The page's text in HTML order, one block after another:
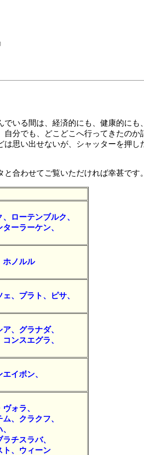
』
いる間は、経済的にも、健康的に
分でも、どこどこへ行ってきたの
思い出せないが、シャッターを押
合わせてご覧いただければ幸甚です。
ローテンブルク、
ーラーケン、
ホノルル
、プラト、ピサ、
、グラナダ、
ンスエグラ、
イボン、
ォラ、
、クラクフ、
チスラバ、
ト、ウィーン